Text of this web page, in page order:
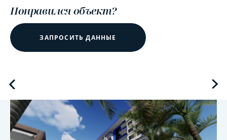
Понравился объект?
ЗАПРОСИТЬ ДАННЫЕ